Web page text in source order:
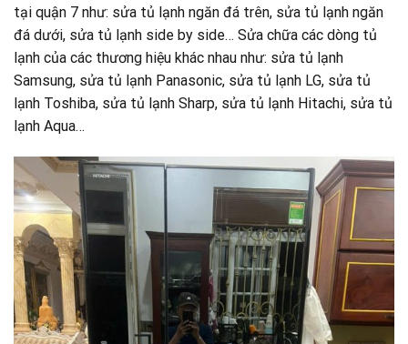
tại quận 7 như: sửa tủ lạnh ngăn đá trên, sửa tủ lạnh ngăn
đá dưới, sửa tủ lạnh side by side… Sửa chữa các dòng tủ
lạnh của các thương hiệu khác nhau như: sửa tủ lạnh
Samsung, sửa tủ lạnh Panasonic, sửa tủ lạnh LG, sửa tủ
lạnh Toshiba, sửa tủ lạnh Sharp, sửa tủ lạnh Hitachi, sửa tủ
lạnh Aqua…